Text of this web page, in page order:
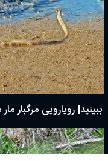
ببینید| رویارویی مرگبار